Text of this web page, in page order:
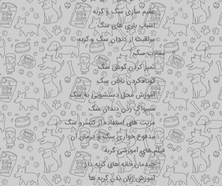
عقیم سازی سگ و گربه
اسباب بازی های سگ
مراقبت از دندان سگ و گربه
مقالات سگ
تمیز کردن گوش سگ
کوتاه کردن ناخن سگ
آموزش محل دستشویی به سگ
مسواک زدن دندان سگ
مزیت های استفاده از کنسرو سگ
مدفوع خواری سگ و درمان آن
فیلم های آموزشی گربه
چیدمان خانه های گربه دار
آموزش زبان بدن گربه ها